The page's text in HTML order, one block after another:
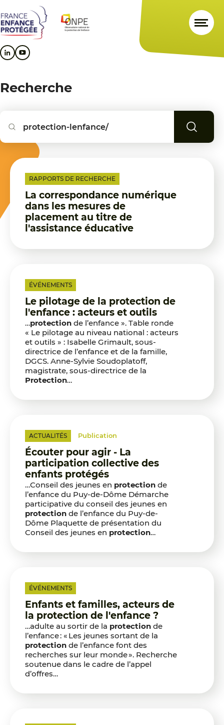
au
contenu
principal
au
menu
principal
au
pied
de
Recherche
RAPPORTS DE RECHERCHE
La correspondance numérique
dans les mesures de
placement au titre de
l'assistance éducative
ÉVÉNEMENTS
Le pilotage de la protection de
l'enfance : acteurs et outils
…protection de l’enfance ». Table ronde
« Le pilotage au niveau national : acteurs
et outils » : Isabelle Grimault, sous-
directrice de l’enfance et de la famille,
DGCS. Anne-Sylvie Soudoplatoff,
magistrate, sous-directrice de la
Protection…
ACTUALITÉS Publication
Écouter pour agir - La
participation collective des
enfants protégés
…Conseil des jeunes en protection de
l’enfance du Puy-de-Dôme Démarche
participative du conseil des jeunes en
protection de l’enfance du Puy-de-
Dôme Plaquette de présentation du
Conseil des jeunes en protection…
ÉVÉNEMENTS
Enfants et familles, acteurs de
la protection de l'enfance ?
…adulte au sortir de la protection de
l’enfance : « Les jeunes sortant de la
protection de l’enfance font des
recherches sur leur monde ». Recherche
soutenue dans le cadre de l’appel
d’offres…